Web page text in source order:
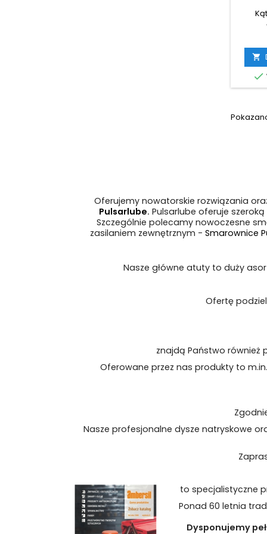


Oferujemy nowatorskie rozwiązania
Pulsarlube. Pulsarlube oferuje
Szczególnie polecamy nowoczesne
zasilaniem zewnętrznym - Smarownice
Nasze główne atuty to duży
Ofertę
znajdą Państwo również
Oferowane przez nas produkty to
Nasze profesjonalne dysze natryskowe
to specjalistyczne
Ponad 60 letnia
Dysponujemy